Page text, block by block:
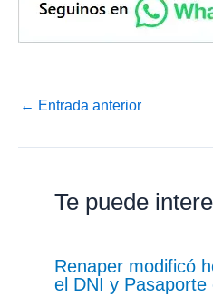
← Entrada anterior
Te puede
Renaper modificó
el DNI y Pasaporte